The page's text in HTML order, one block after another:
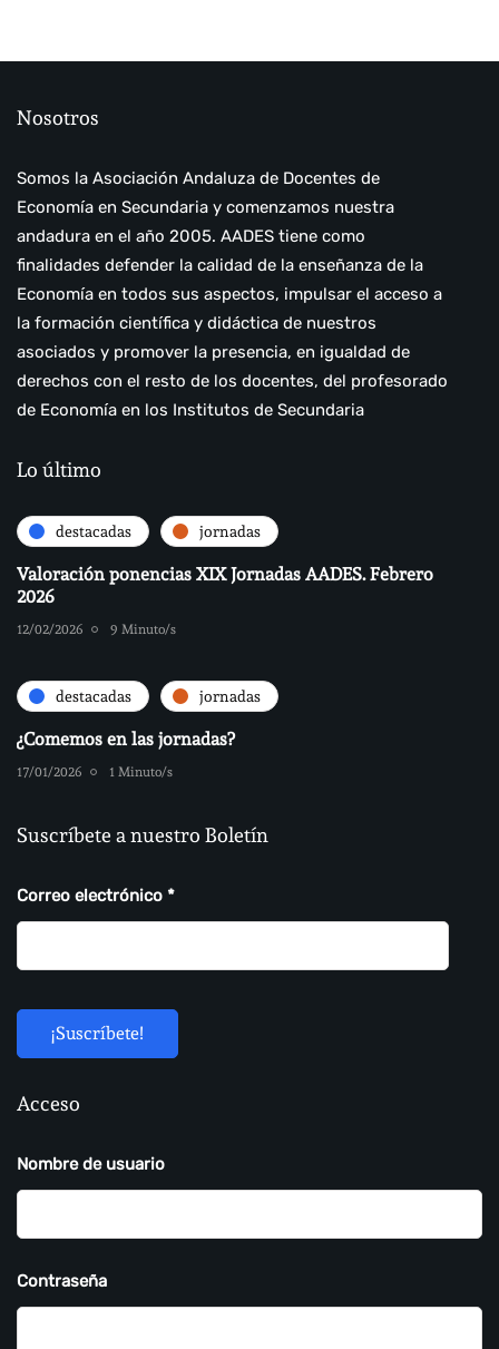
Nosotros
Somos la Asociación Andaluza de Docentes de
Economía en Secundaria y comenzamos nuestra
andadura en el año 2005. AADES tiene como
finalidades defender la calidad de la enseñanza de la
Economía en todos sus aspectos, impulsar el acceso a
la formación científica y didáctica de nuestros
asociados y promover la presencia, en igualdad de
derechos con el resto de los docentes, del profesorado
de Economía en los Institutos de Secundaria
Lo último
destacadas jornadas
Valoración ponencias XIX Jornadas AADES. Febrero
2026
12/02/2026 9 Minuto/s
destacadas jornadas
¿Comemos en las jornadas?
17/01/2026 1 Minuto/s
Suscríbete a nuestro Boletín
Correo electrónico *
Acceso
Nombre de usuario
Contraseña